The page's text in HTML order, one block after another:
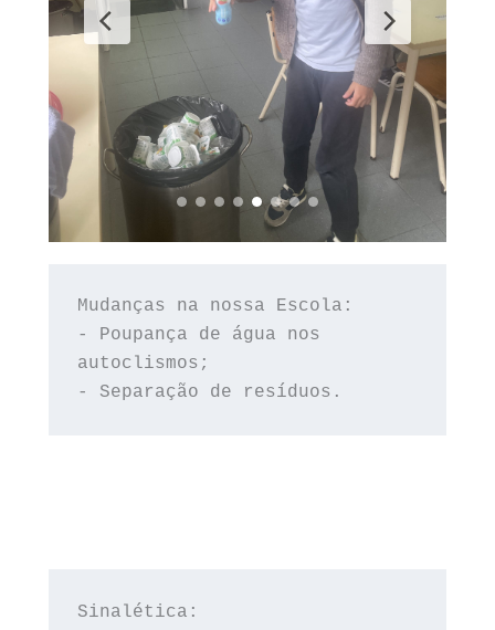
Mudanças na nossa Escola:
- Poupança de água nos
autoclismos;
- Separação de resíduos.
Sinalética: